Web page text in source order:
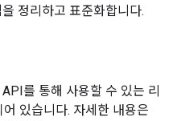
정리하고 표준화합니다.
를 통해 사용할 수 있는 리
있습니다. 자세한 내용은